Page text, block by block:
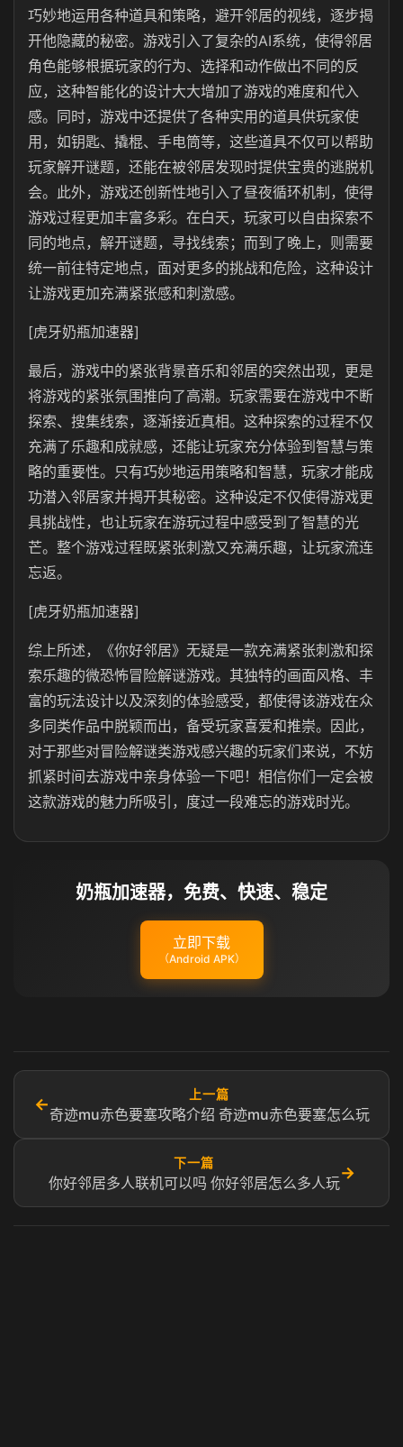
巧妙地运用各种道具和策略，避开邻居的视线，逐步揭
开他隐藏的秘密。游戏引入了复杂的AI系统，使得邻居
角色能够根据玩家的行为、选择和动作做出不同的反
应，这种智能化的设计大大增加了游戏的难度和代入
感。同时，游戏中还提供了各种实用的道具供玩家使
用，如钥匙、撬棍、手电筒等，这些道具不仅可以帮助
玩家解开谜题，还能在被邻居发现时提供宝贵的逃脱机
会。此外，游戏还创新性地引入了昼夜循环机制，使得
游戏过程更加丰富多彩。在白天，玩家可以自由探索不
同的地点，解开谜题，寻找线索；而到了晚上，则需要
统一前往特定地点，面对更多的挑战和危险，这种设计
让游戏更加充满紧张感和刺激感。
[虎牙奶瓶加速器]
最后，游戏中的紧张背景音乐和邻居的突然出现，更是
将游戏的紧张氛围推向了高潮。玩家需要在游戏中不断
探索、搜集线索，逐渐接近真相。这种探索的过程不仅
充满了乐趣和成就感，还能让玩家充分体验到智慧与策
略的重要性。只有巧妙地运用策略和智慧，玩家才能成
功潜入邻居家并揭开其秘密。这种设定不仅使得游戏更
具挑战性，也让玩家在游玩过程中感受到了智慧的光
芒。整个游戏过程既紧张刺激又充满乐趣，让玩家流连
忘返。
[虎牙奶瓶加速器]
综上所述，《你好邻居》无疑是一款充满紧张刺激和探
索乐趣的微恐怖冒险解谜游戏。其独特的画面风格、丰
富的玩法设计以及深刻的体验感受，都使得该游戏在众
多同类作品中脱颖而出，备受玩家喜爱和推崇。因此，
对于那些对冒险解谜类游戏感兴趣的玩家们来说，不妨
抓紧时间去游戏中亲身体验一下吧！相信你们一定会被
这款游戏的魅力所吸引，度过一段难忘的游戏时光。‌‌‌‌
奶瓶加速器，免费、快速、稳定
立即下载
（Android APK）
←
上一篇
奇迹mu赤色要塞攻略介绍 奇迹mu赤色要塞怎么玩
下一篇
你好邻居多人联机可以吗 你好邻居怎么多人玩
→